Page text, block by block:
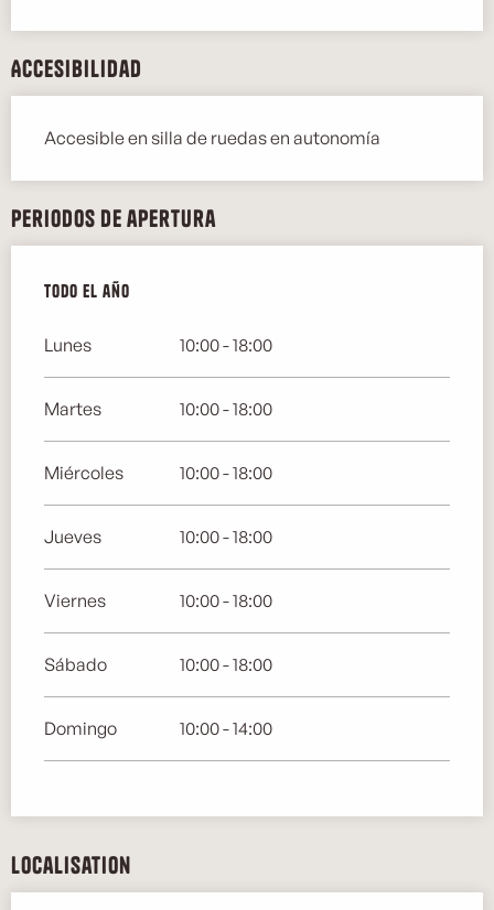
Accesibilidad
Accesible en silla de ruedas en autonomía
Periodos de apertura
Todo el año
Todo el año
Lunes 10:00 - 18:00
Martes 10:00 - 18:00
Miércoles 10:00 - 18:00
Jueves 10:00 - 18:00
Viernes 10:00 - 18:00
Sábado 10:00 - 18:00
Domingo 10:00 - 14:00
Localisation